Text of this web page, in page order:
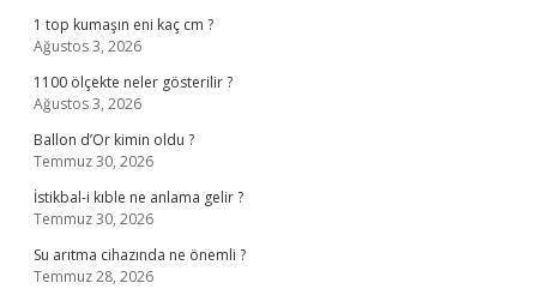
1 top kumaşın eni kaç cm ?
Ağustos 3, 2026
1100 ölçekte neler gösterilir ?
Ağustos 3, 2026
Ballon d’Or kimin oldu ?
Temmuz 30, 2026
İstikbal-i kıble ne anlama gelir ?
Temmuz 30, 2026
Su arıtma cihazında ne önemli ?
Temmuz 28, 2026